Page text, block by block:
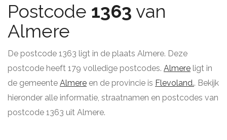
Postcode 1363 van
Almere
De postcode 1363 ligt in de plaats Almere. Deze
postcode heeft 179 volledige postcodes. Almere ligt in
de gemeente Almere en de provincie is Flevoland.. Bekijk
hieronder alle informatie, straatnamen en postcodes van
postcode 1363 uit Almere.